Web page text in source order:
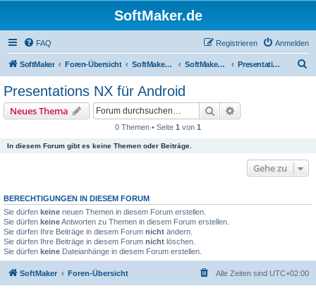
SoftMaker.de
FAQ Anmelden
Registrieren
SoftMaker Foren-Übersicht SoftMaker Office NX SoftMaker Office NX für Android Presentations NX für Android
Presentations NX für Android
Neues Thema Suche
0 Themen • Seite 1 von 1
In diesem Forum gibt es keine Themen oder Beiträge.
Gehe zu
BERECHTIGUNGEN IN DIESEM FORUM
Sie dürfen keine neuen Themen in diesem Forum erstellen.
Sie dürfen keineAntworten zu Themen in diesem Forum erstellen.
Sie dürfen Ihre Beiträge in diesem Forum nicht ändern.
Sie dürfen Ihre Beiträge in diesem Forum nicht löschen.
Sie dürfen keine Dateianhänge in diesem Forum erstellen.
SoftMaker Foren-Übersicht Alle Zeiten sind UTC+02:00